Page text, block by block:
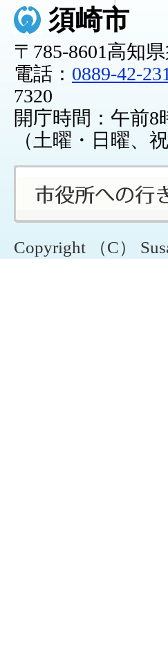
須崎市
〒785-8601高知
電話： 0889-42-
7320
開庁時間：午前8
（土曜・日曜、
Copyright （C）